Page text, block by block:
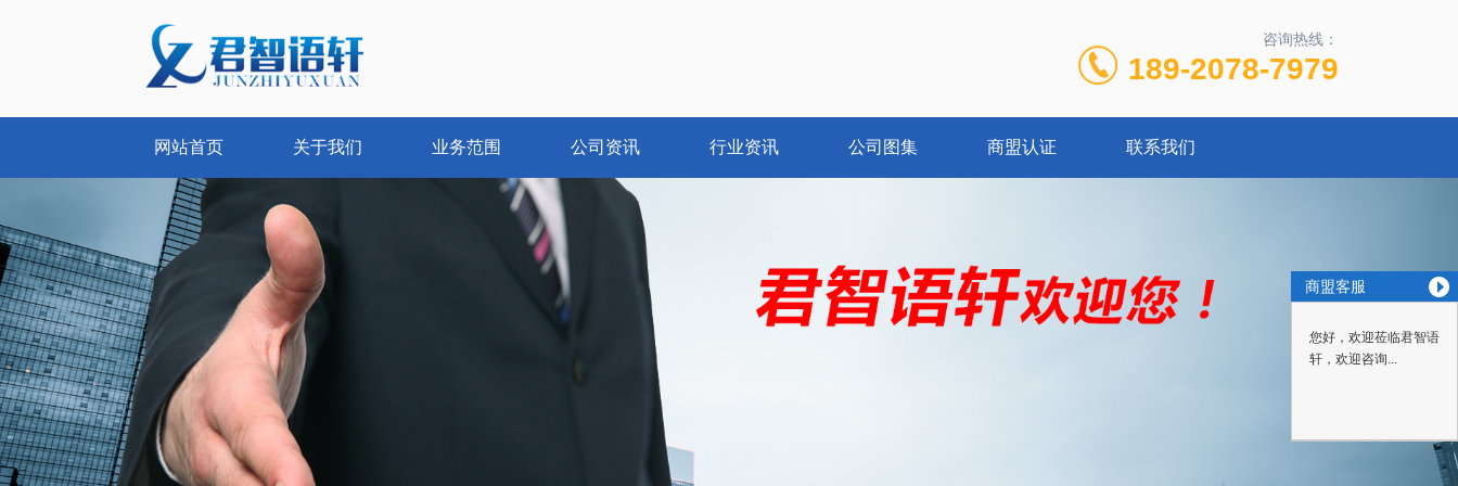
咨询热线：
189-2078-7979
网站首页 关于我们 业务范围 公司资讯 行业资讯 公司图集 商盟认证 联系我们
商盟客服
您好，欢迎莅临君智语
轩，欢迎咨询...